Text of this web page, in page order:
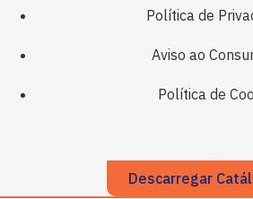
Política de
Aviso ao
Política de
Descarregar